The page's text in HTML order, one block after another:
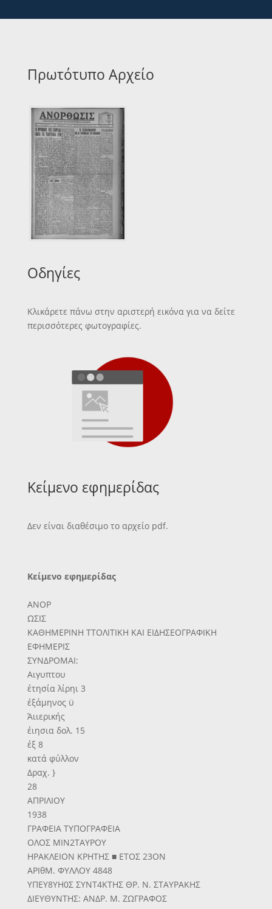
Πρωτότυπο Αρχείο
Οδηγίες
Κλικάρετε πάνω στην αριστερή εικόνα για να δείτε
περισσότερες φωτογραφίες.
Κείμενο εφημερίδας
Δεν είναι διαθέσιμο το αρχείο pdf.
Κείμενο εφημερίδας
ΑΝΟΡ
ΩΣΙΣ
ΚΑΘΗΜΕΡΙΝΗ ΤΤΟΛΙΤΙΚΗ ΚΑΙ ΕΙΔΗΣΕΟΓΡΑΦΙΚΗ
ΕΦΗΜΕΡΙΣ
ΣΥΝΔΡΟΜΑΙ:
Αιγυπτου
έτησία λίρηι 3
έξάμηνος ϋ
Άιιερικής
έιησια δολ. 15
έξ 8
κατά φύλλον
Δραχ. }
28
ΑΠΡΙΛΙΟΥ
1938
ΓΡΑΦΕΙΑ ΤΥΠΟΓΡΑΦΕΙΑ
ΟΛΟΣ ΜΙΝ2ΤΑΥΡΟΥ
ΗΡΑΚΛΕΙΟΝ ΚΡΗΤΗΣ ■ ΕΤΟΣ 23ΟΝ
ΑΡΙθΜ. ΦΥΛΛΟΥ 4848
ΥΠΕΥ8ΥΗ0Σ ΣΥΝΤ4ΚΤΗΣ ΘΡ. Ν. ΣΤΑΥΡΑΚΗΣ
ΔΙΕΥΘΥΝΤΗΣ: ΑΝΔΡ. Μ. ΖΩΓΡΑΦΟΣ